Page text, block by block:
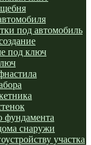
под автомобиль
под ключ
фундамента
снаружи
участка